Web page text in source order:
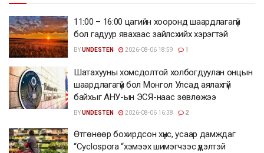
11:00 – 16:00 цагийн хооронд шаардлагагүй
бол гадуур явахаас зайлсхийх хэрэгтэй
BYUNDESTEN 2026-08-06 18:59 1
Шатахууны хомсдолтой холбогдуулан онцын
шаардлагагүй бол Монгол Улсад аялахгүй
байхыг АНУ-ын ЭСЯ-наас зөвлөжээ
BYUNDESTEN 2026-08-06 16:38 2
Өтгөнөөр бохирдсон хүнс, усаар дамждаг
“Cyclospora “хэмээх шимэгчээс үүдэлтэй